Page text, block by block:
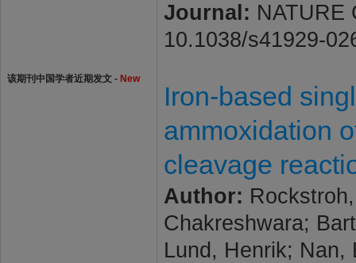
该期刊中国学者近期发文 - New
Journal: NATURE
10.1038/s41929-
Iron-based
ammoxidation
cleavage
Author:
Chakreshwara;
Lund, Henrik; Nan,